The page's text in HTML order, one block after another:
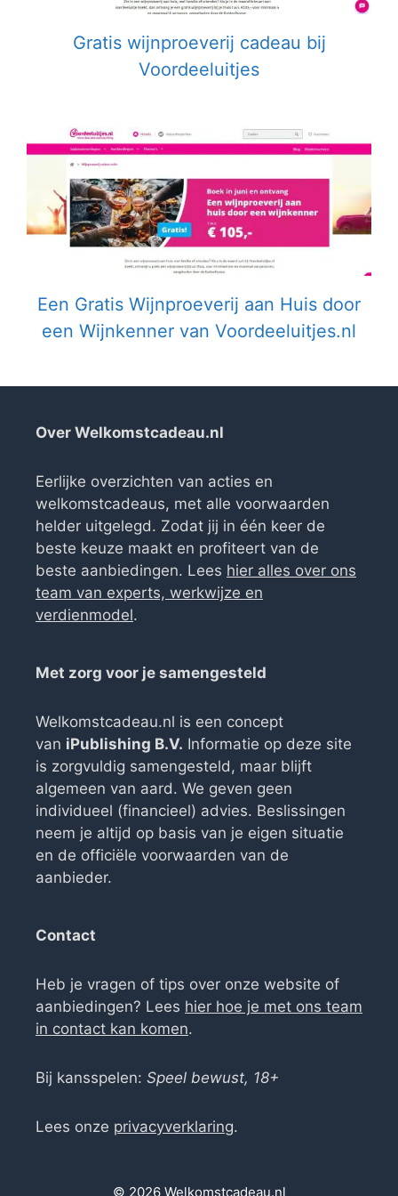
Gratis wijnproeverij cadeau bij
Voordeeluitjes
Een Gratis Wijnproeverij aan Huis door
een Wijnkenner van Voordeeluitjes.nl
Over Welkomstcadeau.nl
Eerlijke overzichten van acties en
welkomstcadeaus, met alle voorwaarden
helder uitgelegd. Zodat jij in één keer de
beste keuze maakt en profiteert van de
beste aanbiedingen. Lees hier alles over ons
team van experts, werkwijze en
verdienmodel.
Met zorg voor je samengesteld
Welkomstcadeau.nl is een concept
van iPublishing B.V. Informatie op deze site
is zorgvuldig samengesteld, maar blijft
algemeen van aard. We geven geen
individueel (financieel) advies. Beslissingen
neem je altijd op basis van je eigen situatie
en de officiële voorwaarden van de
aanbieder.
Contact
Heb je vragen of tips over onze website of
aanbiedingen? Lees hier hoe je met ons team
in contact kan komen.
Bij kansspelen: Speel bewust, 18+
Lees onze privacyverklaring.
© 2026 Welkomstcadeau.nl